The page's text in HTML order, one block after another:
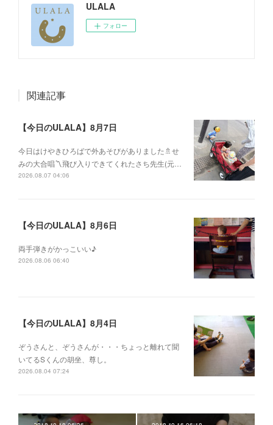
ULALA
フォロー
関連記事
【今日のULALA】8月7日
今日はけやきひろばで外あそびがありました🚿せ
みの大合唱〽飛び入りできてくれたさち先生(元…
2026.08.07 04:06
【今日のULALA】8月6日
両手弾きがかっこいい♪
2026.08.06 06:40
【今日のULALA】8月4日
ぞうさんと、ぞうさんが・・・ちょっと離れて聞
いてるSくんの胡坐、尊し。
2026.08.04 07:24